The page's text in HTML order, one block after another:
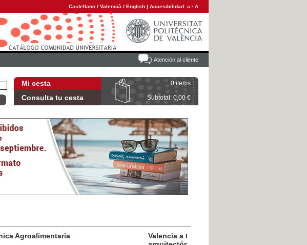
Castellano / Valencià / English | Accesibilidad: a · A
Atención al cliente
Mi cesta 0 items
Consulta tu cesta Subtotal: 0,00 €
Valencia a trazos: expresión poligráfica